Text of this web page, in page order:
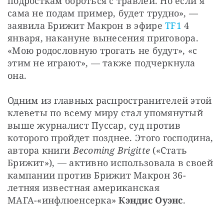
сама не подам пример, будет трудно», —
заявила Брижит Макрон в эфире TF1 4
января, накануне вынесения приговора.
«Мою родословную трогать не будут», «с
этим не играют», — также подчеркнула
она.
Одним из главных распространителей этой
клеветы по всему миру стал упомянутый
выше журналист Пуссар, суд против
которого пройдет позднее. Этого господина,
автора книги Becoming Brigitte («Стать
Брижит»), — активно использовала в своей
кампании против Брижит Макрон 36-
летняя известная американская
МАГА-«инфлюенсерка» Кэндис Оуэнс.